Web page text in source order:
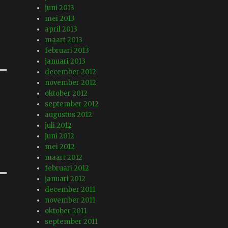
juni 2013
mei 2013
april 2013
maart 2013
februari 2013
januari 2013
december 2012
november 2012
oktober 2012
september 2012
augustus 2012
juli 2012
juni 2012
mei 2012
maart 2012
februari 2012
januari 2012
december 2011
november 2011
oktober 2011
september 2011